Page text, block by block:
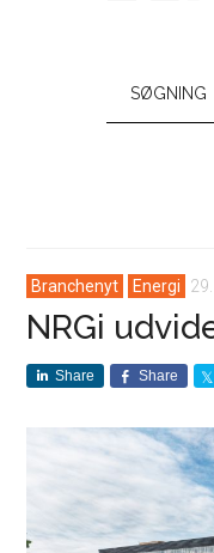
Branchenyt Energi
NRGi
Share Share